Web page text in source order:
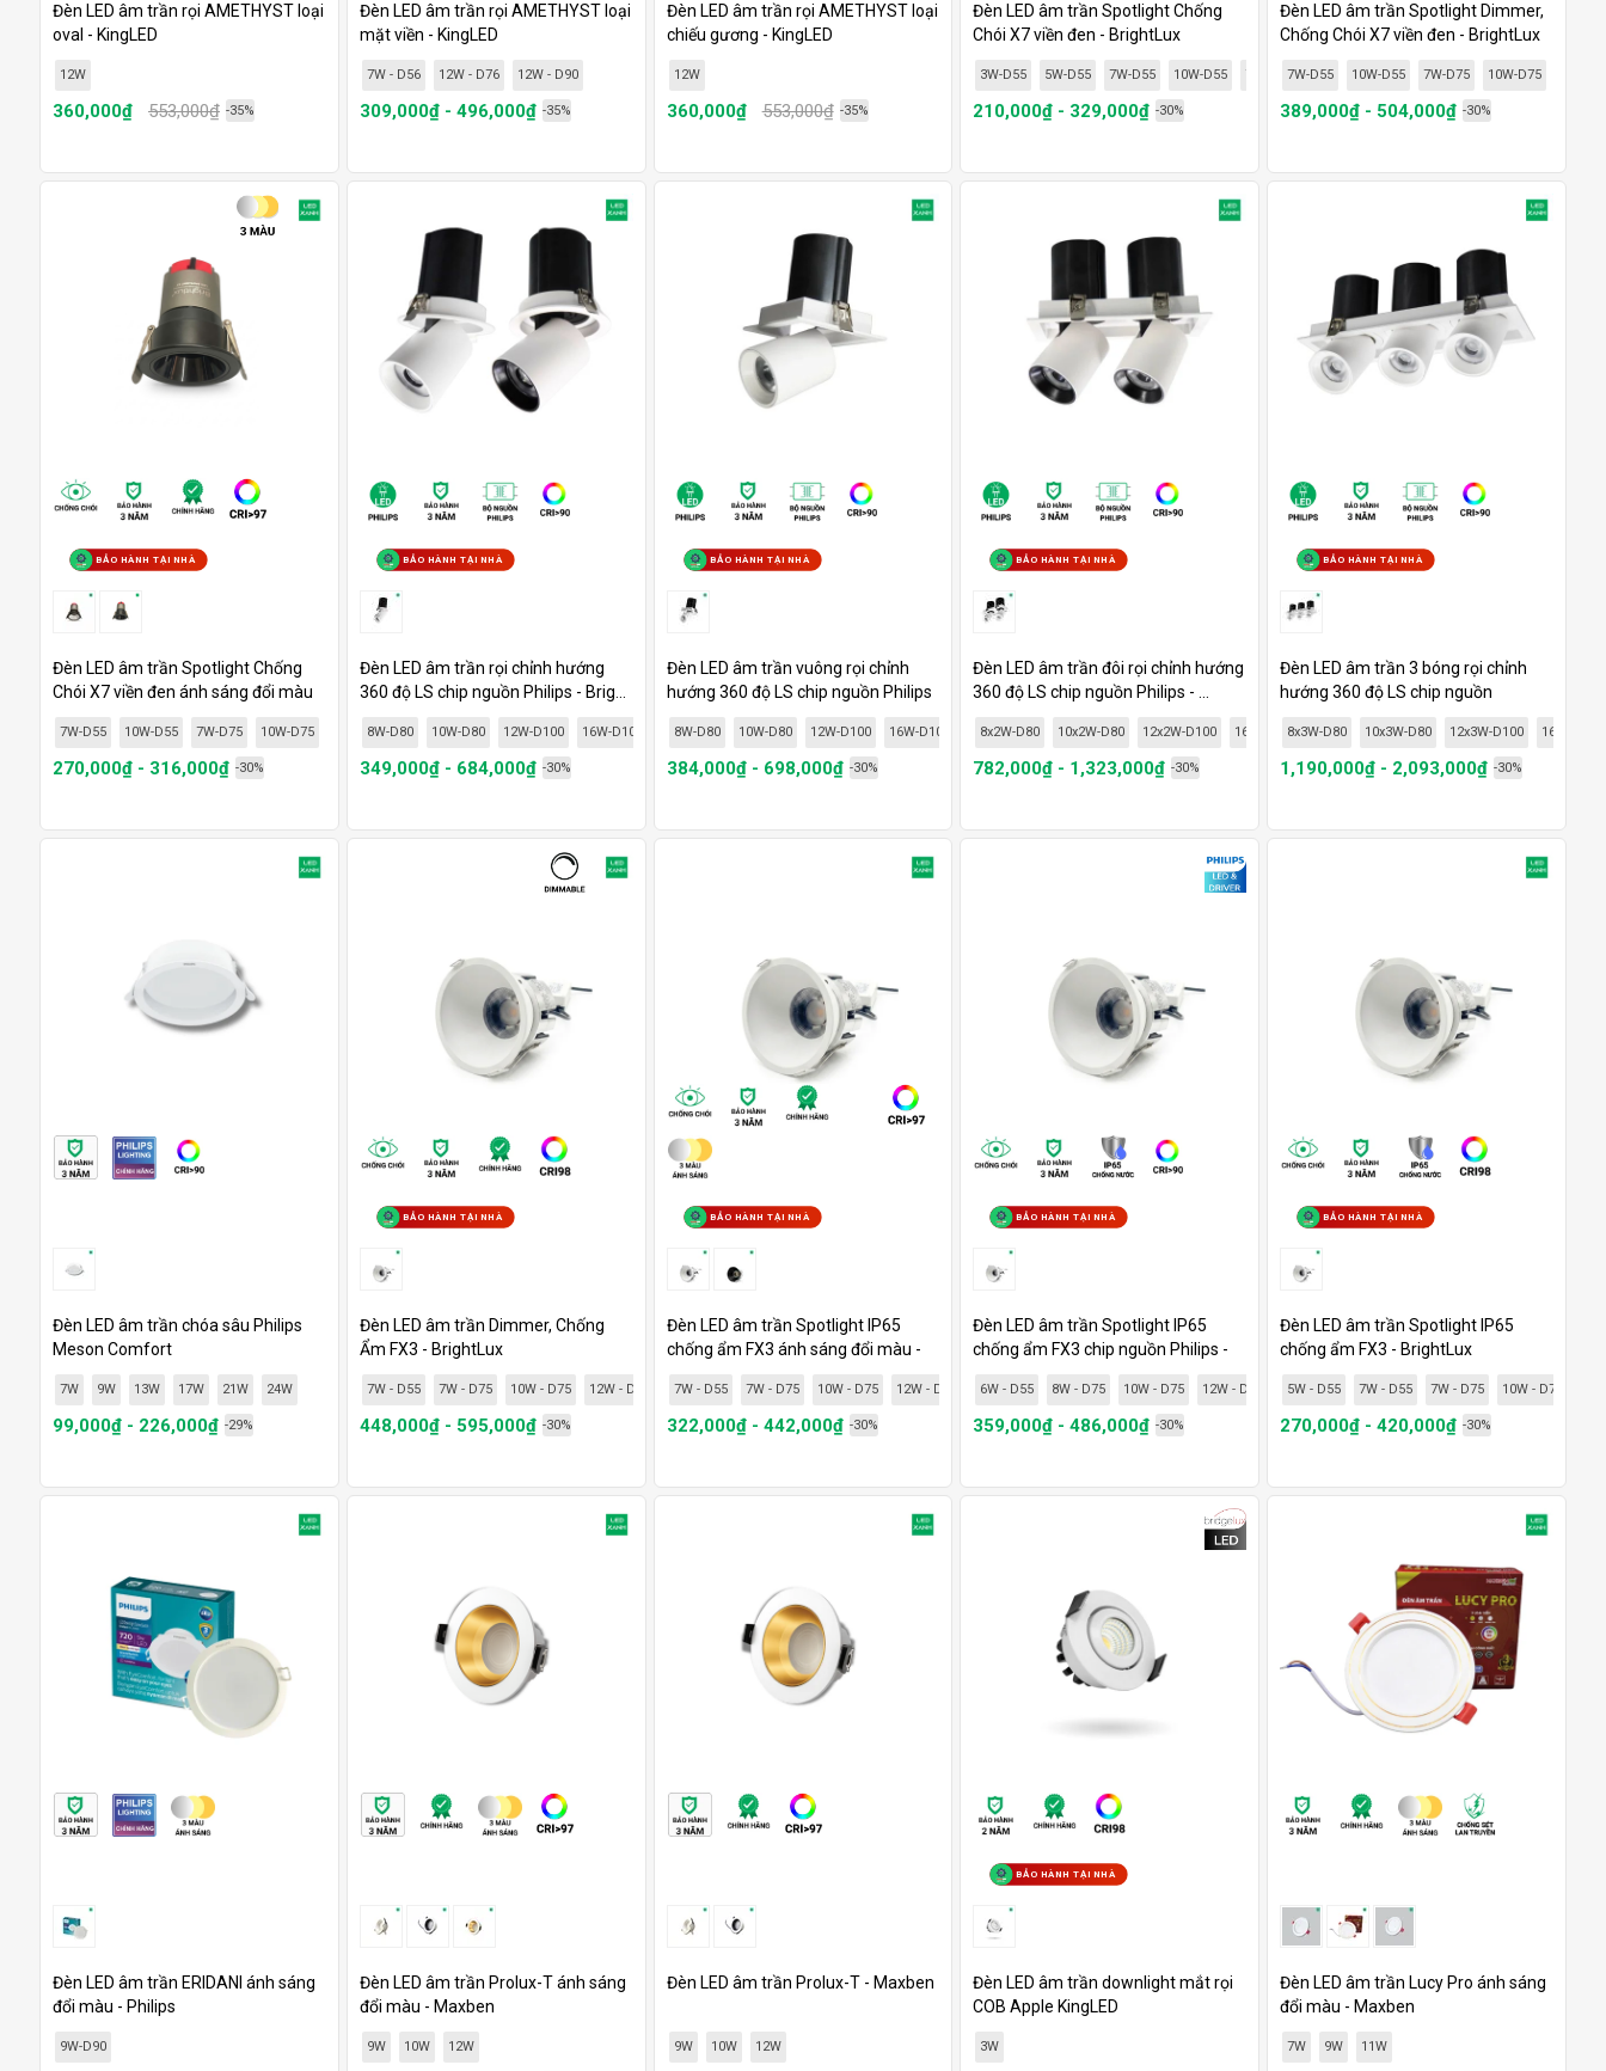
Đèn LED âm trần rọi AMETHYST loại
oval - KingLED
12W
360,000₫ 553,000₫ -35%
Đèn LED âm trần rọi AMETHYST loại
mặt viền - KingLED
7W - D56 12W - D76 12W - D90
309,000₫ - 496,000₫ -35%
Đèn LED âm trần rọi AMETHYST loại
chiếu gương - KingLED
12W
360,000₫ 553,000₫ -35%
Đèn LED âm trần Spotlight Chống
Chói X7 viền đen - BrightLux
3W-D55 5W-D55 7W-D55 10W-D55 7W-D75 10W-D75 12W-D75 15W-D75
210,000₫ - 329,000₫ -30%
Đèn LED âm trần Spotlight Dimmer,
Chống Chói X7 viền đen - BrightLux
7W-D55 10W-D55 7W-D75 10W-D75
389,000₫ - 504,000₫ -30%
BẢO HÀNH TẠI NHÀ
Đèn LED âm trần Spotlight Chống
Chói X7 viền đen ánh sáng đổi màu
7W-D55 10W-D55 7W-D75 10W-D75 12W-D75
270,000₫ - 316,000₫ -30%
BẢO HÀNH TẠI NHÀ
Đèn LED âm trần rọi chỉnh hướng
360 độ LS chip nguồn Philips - Brig...
8W-D80 10W-D80 12W-D100 16W-D100 18W-D120 20W-D120
349,000₫ - 684,000₫ -30%
BẢO HÀNH TẠI NHÀ
Đèn LED âm trần vuông rọi chỉnh
hướng 360 độ LS chip nguồn Philips
8W-D80 10W-D80 12W-D100 16W-D100 18W - D120 20W-D120
384,000₫ - 698,000₫ -30%
BẢO HÀNH TẠI NHÀ
Đèn LED âm trần đôi rọi chỉnh hướng
360 độ LS chip nguồn Philips - ...
8x2W-D80 10x2W-D80 12x2W-D100 16x2W-D100 18x2W-D120 20x2W-D120
782,000₫ - 1,323,000₫ -30%
BẢO HÀNH TẠI NHÀ
Đèn LED âm trần 3 bóng rọi chỉnh
hướng 360 độ LS chip nguồn
8x3W-D80 10x3W-D80 12x3W-D100 16x3W-
1,190,000₫ - 2,093,000₫ -30%
Đèn LED âm trần chóa sâu Philips
Meson Comfort
7W 9W 13W 17W 21W 24W
99,000₫ - 226,000₫ -29%
BẢO HÀNH TẠI NHÀ
Đèn LED âm trần Dimmer, Chống
Ẩm FX3 - BrightLux
7W - D55 7W - D75 10W - D75 12W - D75 12W- D95 15W - D95
448,000₫ - 595,000₫ -30%
BẢO HÀNH TẠI NHÀ
Đèn LED âm trần Spotlight IP65
chống ẩm FX3 ánh sáng đổi màu -
7W - D55 7W - D75 10W - D75 12W - D75 12W- D95
322,000₫ - 442,000₫ -30%
BẢO HÀNH TẠI NHÀ
Đèn LED âm trần Spotlight IP65
chống ẩm FX3 chip nguồn Philips -
6W - D55 8W - D75 10W - D75 12W - D75 12W- D95
359,000₫ - 486,000₫ -30%
BẢO HÀNH TẠI NHÀ
Đèn LED âm trần Spotlight IP65
chống ẩm FX3 - BrightLux
5W - D55 7W - D55 7W - D75 10W - D75
270,000₫ - 420,000₫ -30%
Đèn LED âm trần ERIDANI ánh sáng
đổi màu - Philips
9W-D90
Đèn LED âm trần Prolux-T ánh sáng
đổi màu - Maxben
9W 10W 12W
Đèn LED âm trần Prolux-T - Maxben
9W 10W 12W
BẢO HÀNH TẠI NHÀ
Đèn LED âm trần downlight mắt rọi
COB Apple KingLED
3W
Đèn LED âm trần Lucy Pro ánh sáng
đổi màu - Maxben
7W 9W 11W